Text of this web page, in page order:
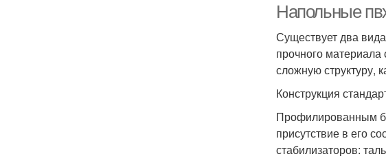
Напольные
Существует два
прочного
сложную структуру,
Конструкция
Профилированным
присутствие в его
стабилизаторов: